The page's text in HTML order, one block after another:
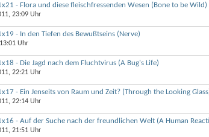
- Flora und diese fleischfressenden Wesen (Bone to be Wild)
23:09 Uhr
- In den Tiefen des Bewußtseins (Nerve)
Uhr
- Die Jagd nach dem Fluchtvirus (A Bug's Life)
22:21 Uhr
- Ein Jenseits von Raum und Zeit? (Through the Looking
22:14 Uhr
- Auf der Suche nach der freundlichen Welt (A Human
21:51 Uhr